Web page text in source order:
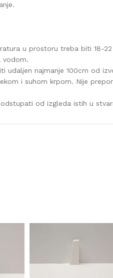
u prostoru treba biti 18-
vodom.
udaljen najmanje 100cm od
i suhom krpom. Nije
od izgleda istih u